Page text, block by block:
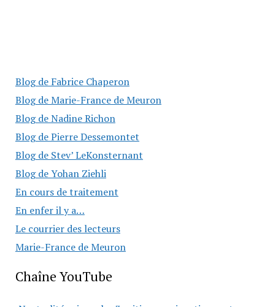
Blog de Fabrice Chaperon
Blog de Marie-France de Meuron
Blog de Nadine Richon
Blog de Pierre Dessemontet
Blog de Stev’ LeKonsternant
Blog de Yohan Ziehli
En cours de traitement
En enfer il y a…
Le courrier des lecteurs
Marie-France de Meuron
Chaîne YouTube